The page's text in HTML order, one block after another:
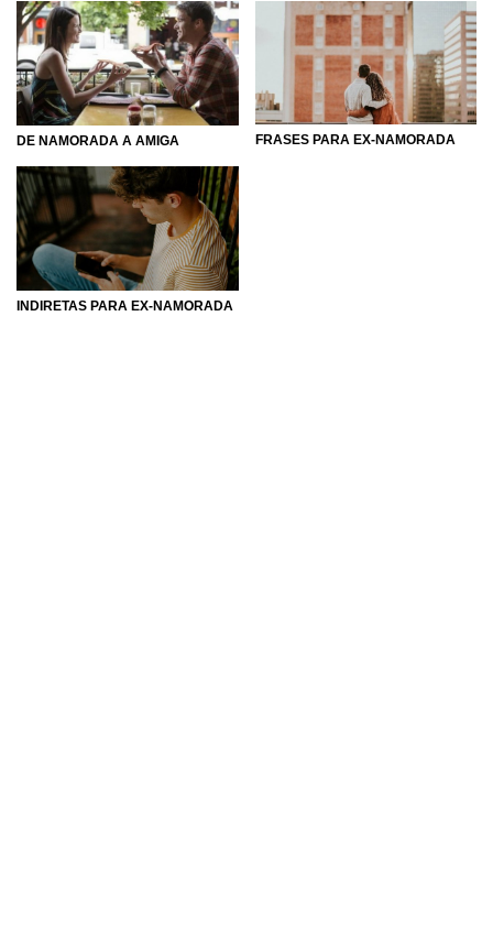
DE NAMORADA A AMIGA FRASES PARA EX-NAMORADA
INDIRETAS PARA EX-NAMORADA